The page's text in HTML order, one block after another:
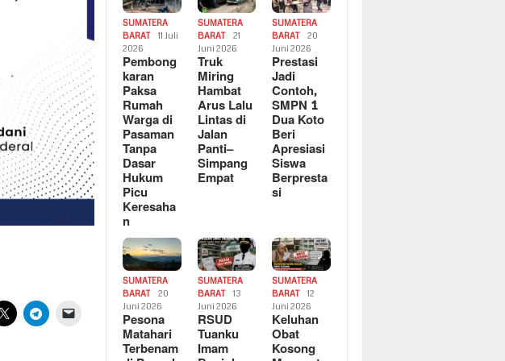
SUMATERA
BARAT
11 Juli
2026
Pembong
karan
Paksa
Rumah
Warga di
Pasaman
Tanpa
Dasar
Hukum
Picu
Keresaha
n
SUMATERA
BARAT
21
Juni 2026
Truk
Miring
Hambat
Arus Lalu
Lintas di
Jalan
Panti–
Simpang
Empat
SUMATERA
BARAT
20
Juni 2026
Prestasi
Jadi
Contoh,
SMPN 1
Dua Koto
Beri
Apresiasi
Siswa
Berpresta
si
SUMATERA
BARAT
20
Juni 2026
Pesona
Matahari
Terbenam
SUMATERA
BARAT
13
Juni 2026
RSUD
Tuanku
Imam
SUMATERA
BARAT
12
Juni 2026
Keluhan
Obat
Kosong